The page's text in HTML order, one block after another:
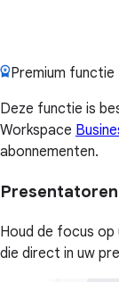
Premium functie
Deze functie is
Workspace
abonnementen.
Houd de focus
die direct in uw